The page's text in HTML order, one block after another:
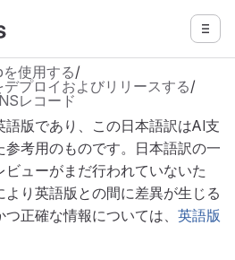
プ
ムページに移動 メニ
使用する/
プロイおよびリリースする/
レコード
版であり、この日本語訳はAI支
考用のものです。日本語訳の一
ューがまだ行われていないた
り英語版との間に差異が生じる
正確な情報については、 英語版